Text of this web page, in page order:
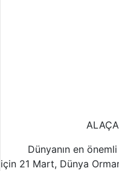
Dünyanın en önemli
için 21 Mart, Dünya